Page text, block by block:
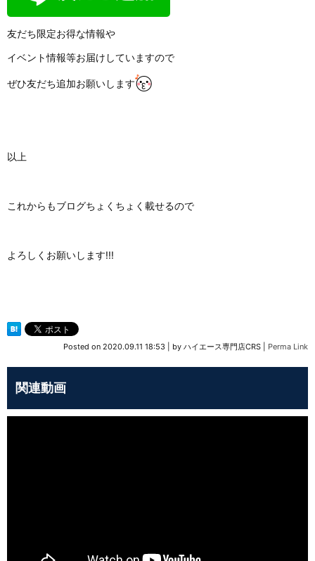
友だち限定お得な情報や
イベント情報等お届けしていますので
ぜひ友だち追加お願いします
以上
これからもブログちょくちょく載せるので
よろしくお願いします!!!
Posted on 2020.09.11 18:53 by ハイエース専門店CRS Perma Link
関連動画